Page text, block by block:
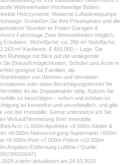
Wohneinheiten Hochwertige Böden:
Heizsysteme: Moderne Luftwärmepumpe
Genießen Sie Ihre Privatsphäre und die
Stunden im Freien Garagen &
Fahrzeuge Zwei Wohneinheiten möglich:
Eckdaten: Wohnfläche: ca. 280 m² Nutzfläche:
m² Kaufpreis: € 450.000,-- Lage: Die
Ruhelage mit Blick auf die umliegende
Einkaufsmöglichkeiten, Schulen und Ärzte in
geeignet für Familien, als
von Wohnen und Vermieten.
oder einen Besichtigungstermin! Ihr
ist als Doppelmakler tätig. Nutzen Sie
zu besichtigen – sehen und erleben ist
ist kostenfrei und unverbindlich, und gibt
von der Immobilie. Gerne unterstütze ich Sie
Verkauf/Vermietung Ihrer Immobilie.
Arzt <1.000m Apotheke <9.500m Kinder &
<8.000m Nahversorgung Supermarkt <500m
<9.500m Post <7.000m Polizei <10.000m
Angaben Entfernung Luftlinie / Quelle:
2300160471
zuletzt aktualisiert am 24.03.2025.